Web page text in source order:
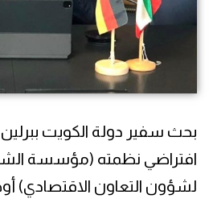
بحث سفير دولة الكويت ببرلين
افتراضي نظمته (مؤسسة
لشؤون التعاون الاقتصادي)